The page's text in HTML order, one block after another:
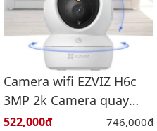
Camera wifi EZVIZ H6c
3MP 2k Camera quay
quét wifi 3MP thông
Giá bán:
522,000đ Giá gốc:
746,000đ